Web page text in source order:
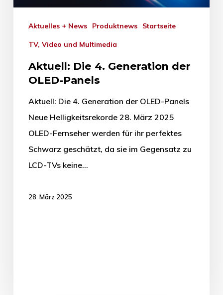
Aktuelles + News Produktnews Startseite
TV, Video und Multimedia
Aktuell: Die 4. Generation der
OLED-Panels
Aktuell: Die 4. Generation der OLED-Panels
Neue Helligkeitsrekorde 28. März 2025
OLED-Fernseher werden für ihr perfektes
Schwarz geschätzt, da sie im Gegensatz zu
LCD-TVs keine…
28. März 2025